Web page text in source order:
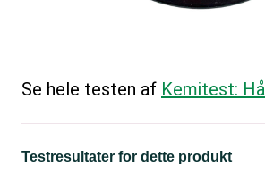
Se hele testen af Kemitest:
Testresultater for dette produkt